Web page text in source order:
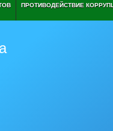
ПРОТИВОДЕЙСТВИЕ